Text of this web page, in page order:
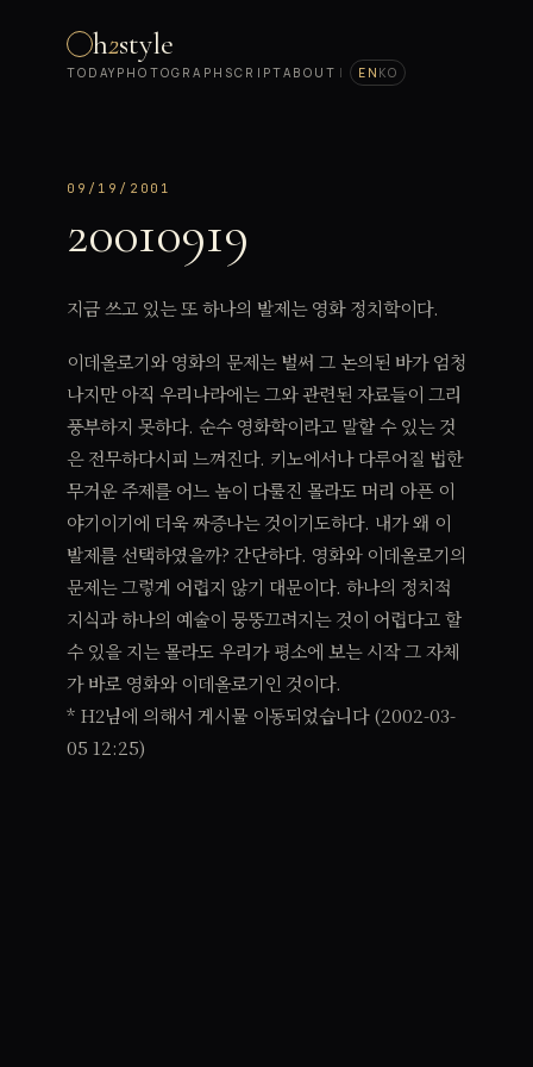
h2style
TODAY PHOTOGRAPH SCRIPTABOUT | EN KO
09/19/2001
20010919
지금 쓰고 있는 또 하나의 발제는 영화 정치학이다.
이데올로기와 영화의 문제는 벌써 그 논의된 바가 엄청
나지만 아직 우리나라에는 그와 관련된 자료들이 그리
풍부하지 못하다. 순수 영화학이라고 말할 수 있는 것
은 전무하다시피 느껴진다. 키노에서나 다루어질 법한
무거운 주제를 어느 놈이 다룰진 몰라도 머리 아픈 이
야기이기에 더욱 짜증나는 것이기도하다. 내가 왜 이
발제를 선택하였을까? 간단하다. 영화와 이데올로기의
문제는 그렇게 어렵지 않기 대문이다. 하나의 정치적
지식과 하나의 예술이 뭉뚱끄려지는 것이 어렵다고 할
수 있을 지는 몰라도 우리가 평소에 보는 시작 그 자체
가 바로 영화와 이데올로기인 것이다.
* H2님에 의해서 게시물 이동되었습니다 (2002-03-
05 12:25)